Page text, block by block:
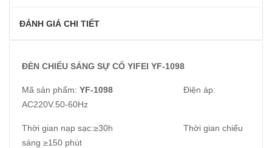
ĐÁNH GIÁ CHI TIẾT
ĐÈN CHIẾU SÁNG SỰ CỐ YIFEI YF-1098
Mã sản phẩm: YF-1098
Điện áp:
AC220V.50-60Hz
Thời gian nạp sạc:≥30h Thời gian chiếu
sáng ≥150 phút